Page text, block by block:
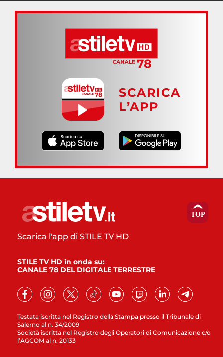
SCARICA
L’APP
Testata iscritta nel Registro della Stampa presso il Tribunale di
Salerno al n. 34/2009
Società iscritta nel Registro degli Operatori di Comunicazione c/o
l’AGCOM al n. 20133
Scarica l'app di STILE TV HD
STILE TV HD in onda su:
CANALE 78 DEL DIGITALE TERRESTRE